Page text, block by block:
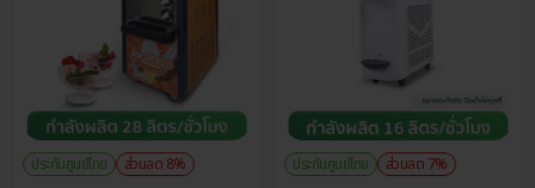
ประกันศูนย์ไทย
ส่วนลด 8%
ประกันศูนย์ไทย
ส่วนลด 7%